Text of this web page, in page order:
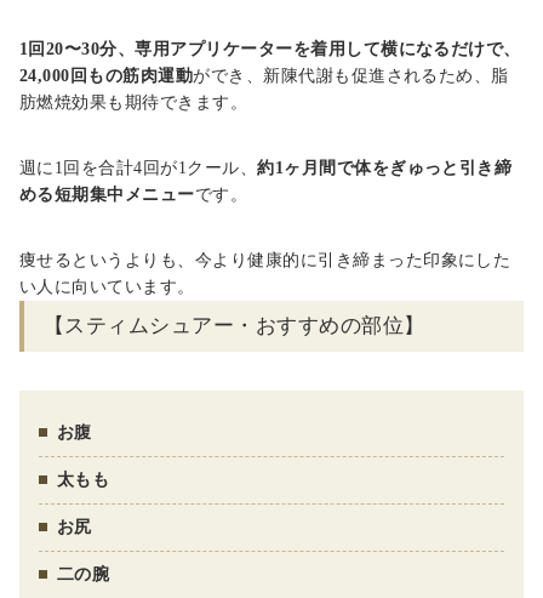
1回20〜30分、専用アプリケーターを着用して横になるだけで、
24,000回もの筋肉運動ができ、新陳代謝も促進されるため、脂
肪燃焼効果も期待できます。
週に1回を合計4回が1クール、約1ヶ月間で体をぎゅっと引き締
める短期集中メニューです。
痩せるというよりも、今より健康的に引き締まった印象にした
い人に向いています。
【スティムシュアー・おすすめの部位】
お腹
太もも
お尻
二の腕